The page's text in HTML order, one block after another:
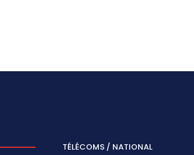
TÉLÉCOMS / NATIONAL